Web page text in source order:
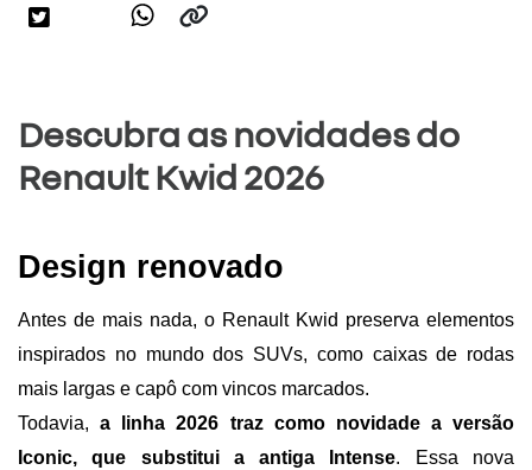
Descubra as novidades do
Renault Kwid 2026
Design renovado
Antes de mais nada, o Renault Kwid preserva elementos
inspirados no mundo dos SUVs, como caixas de rodas
mais largas e capô com vincos marcados.
Todavia, a linha 2026 traz como novidade a versão
Iconic, que substitui a antiga Intense. Essa nova